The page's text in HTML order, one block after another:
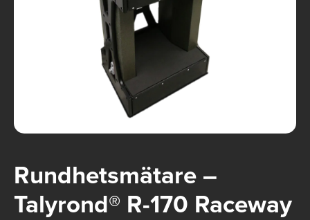
Rundhetsmätare –
Talyrond® R-170 Raceway